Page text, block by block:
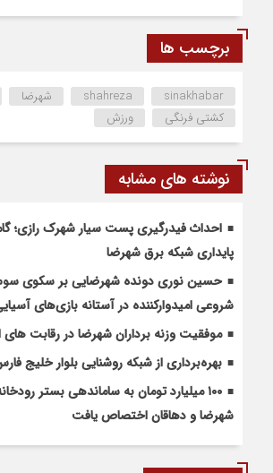
برچسب ها
shahreza sinakhabar شهرضا
کشتی فرنگی
ورزش
نوشته های مشابه
احداث فیدرگیری پست سیار شهرک رازی؛
پایداری شبکه برق شهرضا
حسین نوری دونده شهرضایی بر سکوی
شروعی امیدوارکننده در آستانه بازی‌های
موفقیت وزنه برداران شهرضا در رقابت های
بهره‌برداری از شبکه روشنایی بلوار خلیج
۱۰۰ میلیارد تومان به ساماندهی بستر
شهرضا و دهاقان اختصاص یافت